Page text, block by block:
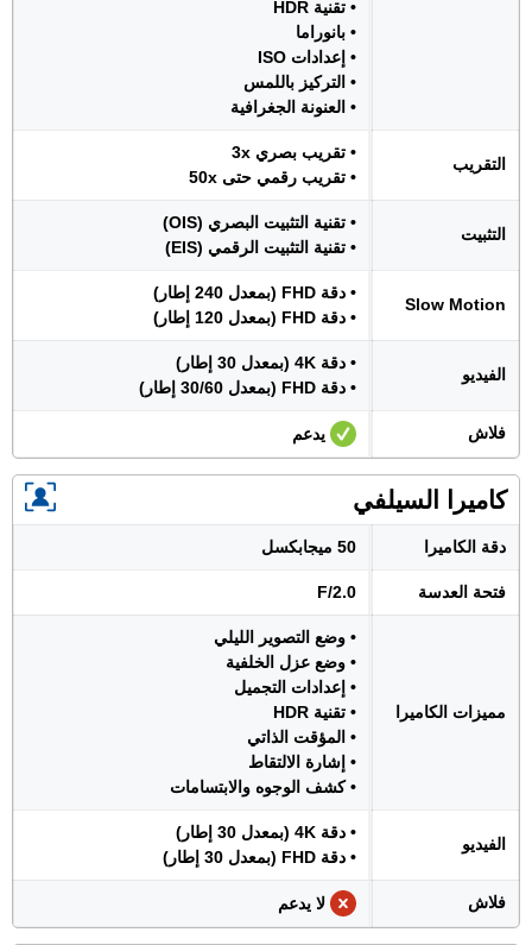
• تقنية HDR
• بانوراما
• إعدادات ISO
• التركيز باللمس
• العنونة الجغرافية
التقريب
• تقريب بصري 3x
• تقريب رقمي حتى 50x
التثبيت
• تقنية التثبيت البصري (OIS)
• تقنية التثبيت الرقمي (EIS)
Slow Motion
• دقة FHD (بمعدل 240 إطار)
• دقة FHD (بمعدل 120 إطار)
الفيديو
• دقة 4K (بمعدل 30 إطار)
• دقة FHD (بمعدل 30/60 إطار)
فلاش يدعم
كاميرا السيلفي
دقة الكاميرا 50 ميجابكسل
فتحة العدسة F/2.0
مميزات الكاميرا
• وضع التصوير الليلي
• وضع عزل الخلفية
• إعدادات التجميل
• تقنية HDR
• المؤقت الذاتي
• إشارة الالتقاط
• كشف الوجوه والابتسامات
الفيديو
• دقة 4K (بمعدل 30 إطار)
• دقة FHD (بمعدل 30 إطار)
فلاش لا يدعم